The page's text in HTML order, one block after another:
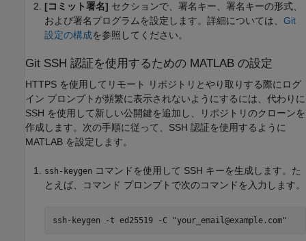
[コミット署名] セクションで、署名キー、署名キーの形式、
および署名プログラムを設定します。詳細については、 Git
設定の構成を参照してください。
Git SSH 認証を使用するための MATLAB の設定
HTTPS を使用してリモート リポジトリとやり取りする際にログ
イン プロンプトが頻繁に表示されないようにするには、代わりに
SSH を使用して新しい公開鍵を追加し、リポジトリのクローンを
作成します。次の手順に従って、SSH 認証を使用するように
MATLAB を設定します。
ssh-keygen コマンドを使用して SSH キーを生成します。た
とえば、コマンド プロンプトで次のコマンドを入力します。
ssh-keygen -t ed25519 -C "your_email@example.com"